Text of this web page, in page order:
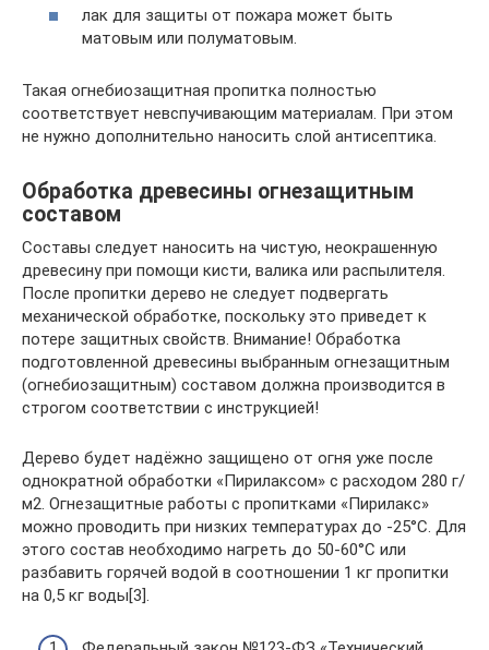
лак для защиты от пожара может быть
матовым или полуматовым.
Такая огнебиозащитная пропитка полностью
соответствует невспучивающим материалам. При этом
не нужно дополнительно наносить слой антисептика.
Обработка древесины огнезащитным
составом
Составы следует наносить на чистую, неокрашенную
древесину при помощи кисти, валика или распылителя.
После пропитки дерево не следует подвергать
механической обработке, поскольку это приведет к
потере защитных свойств. Внимание! Обработка
подготовленной древесины выбранным огнезащитным
(огнебиозащитным) составом должна производится в
строгом соответствии с инструкцией!
Дерево будет надёжно защищено от огня уже после
однократной обработки «Пирилаксом» с расходом 280 г/
м2. Огнезащитные работы с пропитками «Пирилакс»
можно проводить при низких температурах до -25°C. Для
этого состав необходимо нагреть до 50-60°C или
разбавить горячей водой в соотношении 1 кг пропитки
на 0,5 кг воды[3].